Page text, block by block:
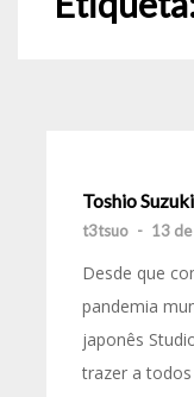
Toshio
t3tsuo - 13
Desde que
pandemia
japonês
trazer a